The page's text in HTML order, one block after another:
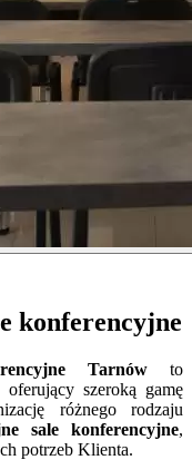
konferencyjne
Tarnówto
szeroką gamę
różnego rodzaju
sale konferencyjne,
potrzeb Klienta.